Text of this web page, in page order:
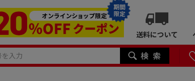
期間
限定
送料について